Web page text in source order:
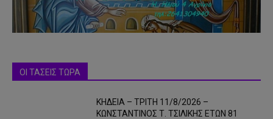
ΟΙ ΤΑΣΕΙΣ ΤΩΡΑ
ΚΗΔΕΙΑ – ΤΡΙΤΗ 11/8/2026 –
ΚΩΝΣΤΑΝΤΙΝΟΣ Τ. ΤΣΙΛΙΚΗΣ ΕΤΩΝ 81